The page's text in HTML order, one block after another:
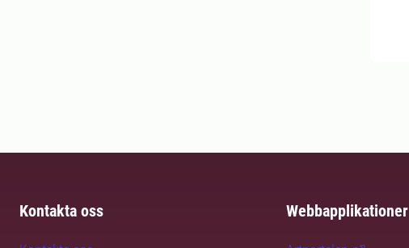
Kontakta oss Webbapplikationer